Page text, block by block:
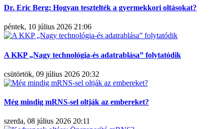
Dr. Eric Berg: Hogyan tesztelték a gyermekkori oltásokat?
péntek, 10 július 2026 21:06
A KKP „Nagy technológia-és adatrablása” folytatódik
csütörtök, 09 július 2026 20:32
Még mindig mRNS-sel oltják az embereket?
szerda, 08 július 2026 20:11